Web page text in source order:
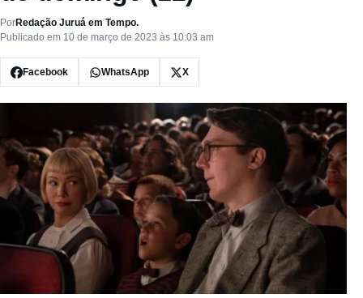
PorRedação Juruá em Tempo.
Publicado em 10 de março de 2023 às 10:03 am
Facebook WhatsApp X